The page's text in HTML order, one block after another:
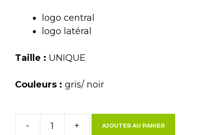
logo central
logo latéral
Taille : UNIQUE
Couleurs : gris/ noir
- + AJOUTER AU PANIER